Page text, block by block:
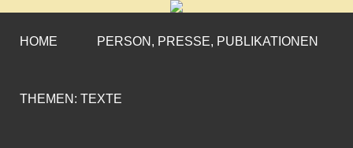
CORNELIA COENEN-
MARX
»ENGAGEMENT MIT PROFIL«
HOME PERSON, PRESSE, PUBLIKATIONEN
THEMEN: TEXTE